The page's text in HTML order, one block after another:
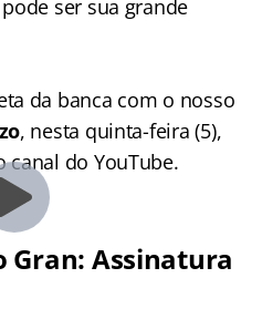
ser sua grande
da banca com o nosso
, nesta quinta-feira (5),
canal do YouTube.
Gran: Assinatura